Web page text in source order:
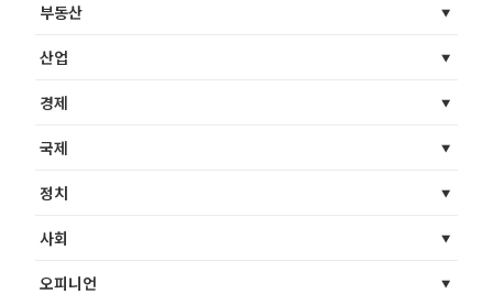
부동산
산업
경제
국제
정치
사회
오피니언